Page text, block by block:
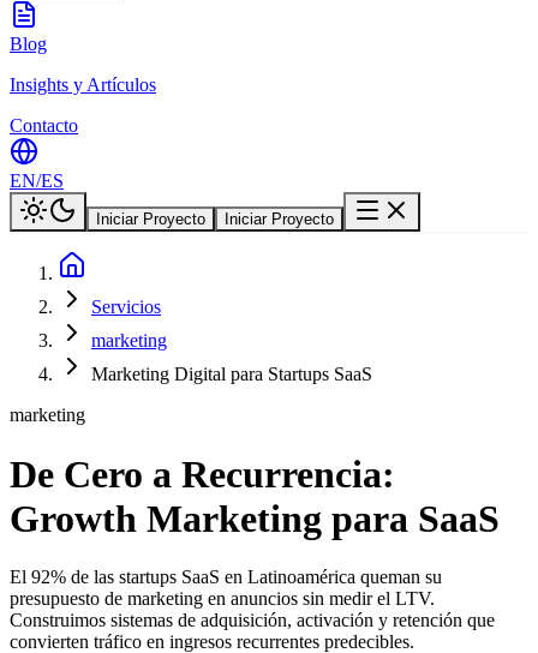
Blog
Insights y Artículos
Contacto
EN/ES
Iniciar Proyecto Iniciar Proyecto
Servicios
marketing
Marketing Digital para Startups SaaS
marketing
De Cero a Recurrencia:
Growth Marketing para SaaS
El 92% de las startups SaaS en Latinoamérica queman su
presupuesto de marketing en anuncios sin medir el LTV.
Construimos sistemas de adquisición, activación y retención que
convierten tráfico en ingresos recurrentes predecibles.